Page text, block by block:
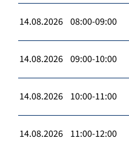
14.08.2026 08:00-09:00
14.08.2026 09:00-10:00
14.08.2026 10:00-11:00
14.08.2026 11:00-12:00